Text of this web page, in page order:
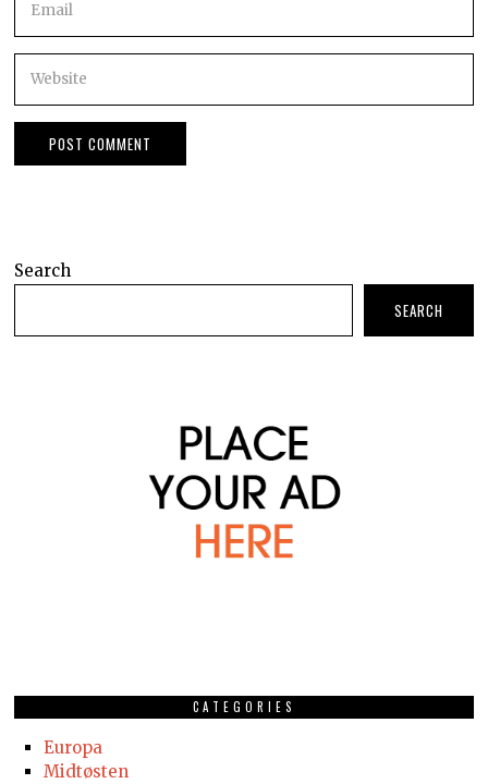
Search
SEARCH
CATEGORIES
Europa
Midtøsten